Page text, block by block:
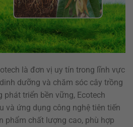
là đơn vị uy tín trong lĩnh vực
dưỡng và chăm sóc cây trồng
triển bền vững, Ecotech
và ứng dụng công nghệ tiên tiến
phẩm chất lượng cao, phù hợp